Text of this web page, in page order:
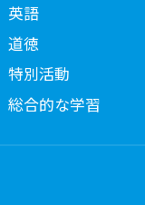
英語
道徳
特別活動
総合的な学習